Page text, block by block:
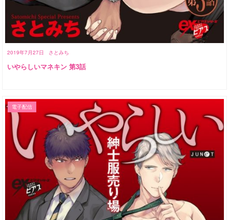
2019年7月27日 さとみち
いやらしいマネキン 第3話
電子配信